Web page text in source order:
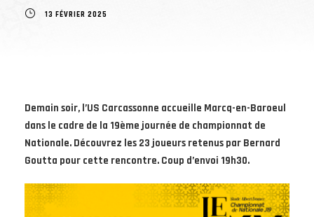
13 FÉVRIER 2025
Demain soir, l’US Carcassonne accueille Marcq-en-Baroeul
dans le cadre de la 19ème journée de championnat de
Nationale. Découvrez les 23 joueurs retenus par Bernard
Goutta pour cette rencontre. Coup d’envoi 19h30.